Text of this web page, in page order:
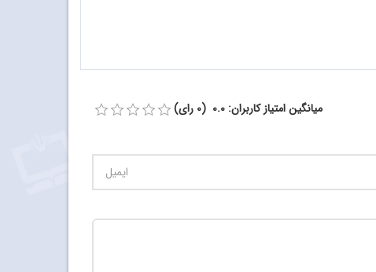
میانگین امتیاز کاربران: 0.0 (0 رای)